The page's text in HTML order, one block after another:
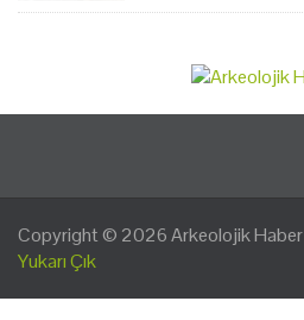
Copyright © 2026Arkeolojik Haber
Yukarı Çık